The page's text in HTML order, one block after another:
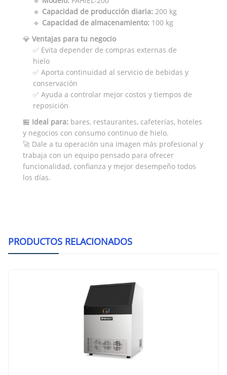
🔹 Capacidad de producción diaria: 200 kg
🔹 Capacidad de almacenamiento: 100 kg
💎 Ventajas para tu negocio
✅ Evita depender de compras externas de
hielo
✅ Aporta continuidad al servicio de bebidas y
conservación
✅ Ayuda a controlar mejor costos y tiempos de
reposición
🏪 Ideal para: bares, restaurantes, cafeterías, hoteles
y negocios con consumo continuo de hielo.
🚀 Dale a tu operación una imagen más profesional y
trabaja con un equipo pensado para ofrecer
funcionalidad, confianza y mejor desempeño todos
los días.
PRODUCTOS RELACIONADOS